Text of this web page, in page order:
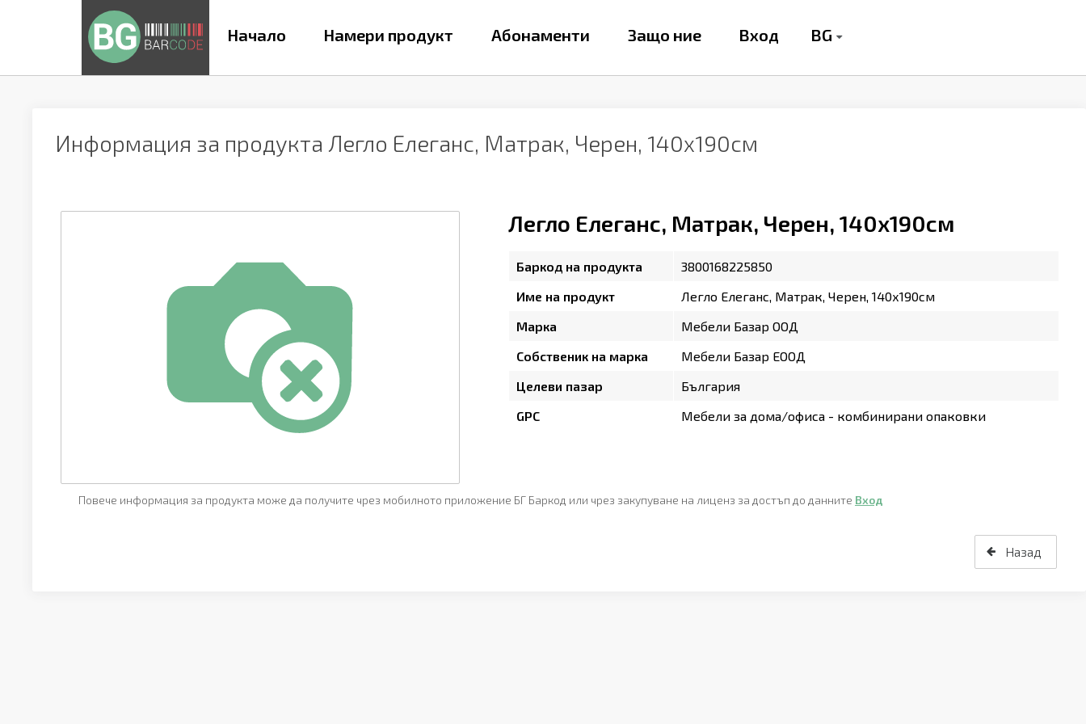
Начало Намери продукт Абонаменти Защо ние Вход BG
Информация за продукта Легло Елеганс, Матрак, Черен, 140х190см
Легло Елеганс, Матрак, Черен, 140х190см
Баркод на продукта
3800168225850
Име на продукт
Легло Елеганс, Матрак, Черен, 140х190см
Марка
Мебели Базар ООД
Собственик на марка
Мебели Базар ЕООД
Целеви пазар
България
GPC
Мебели за дома/офиса - комбинирани опаковки
Повече информация за продукта може да получите чрез мобилното приложение БГ Баркод или чрез закупуване на лиценз за достъп до данните Вход
Назад